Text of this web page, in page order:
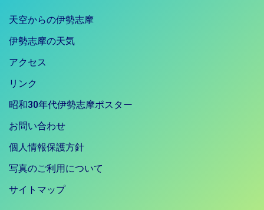
天空からの伊勢志摩
伊勢志摩の天気
アクセス
リンク
昭和30年代伊勢志摩ポスター
お問い合わせ
個人情報保護方針
写真のご利用について
サイトマップ